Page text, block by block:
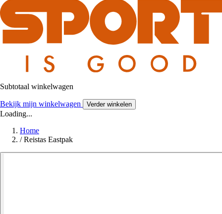
Subtotaal winkelwagen
Bekijk mijn winkelwagen Verder winkelen
Loading...
Home
/ Reistas Eastpak